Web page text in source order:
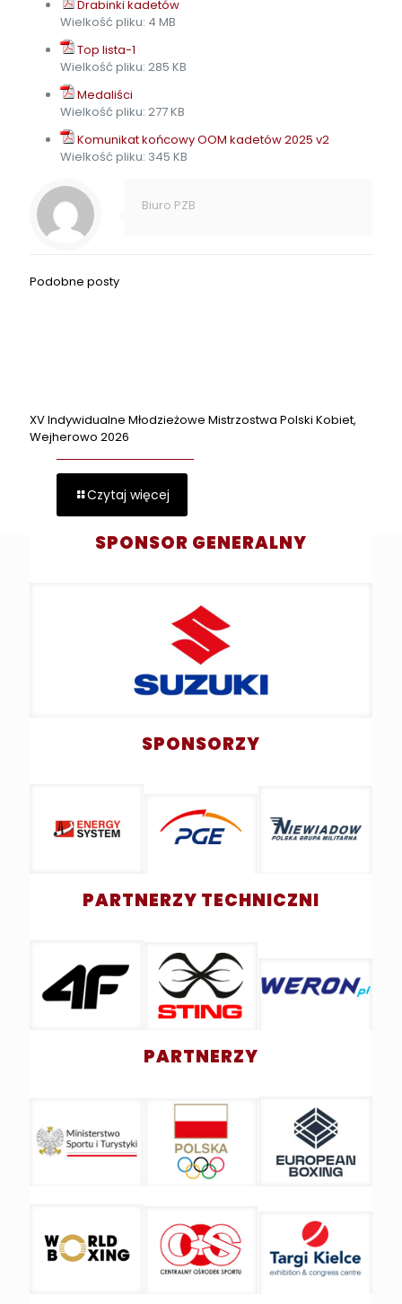
Drabinki kadetów
Wielkość pliku: 4 MB
Top lista-1
Wielkość pliku: 285 KB
Medaliści
Wielkość pliku: 277 KB
Komunikat końcowy OOM kadetów 2025 v2
Wielkość pliku: 345 KB
Biuro PZB
Podobne posty
XV Indywidualne Młodzieżowe Mistrzostwa Polski Kobiet,
Wejherowo 2026
Czytaj więcej
SPONSOR GENERALNY
SPONSORZY
PARTNERZY TECHNICZNI
PARTNERZY